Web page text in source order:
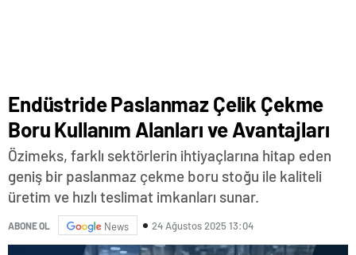
Endüstride Paslanmaz Çelik Çekme
Boru Kullanım Alanları ve Avantajları
Özimeks, farklı sektörlerin ihtiyaçlarına hitap eden
geniş bir paslanmaz çekme boru stoğu ile kaliteli
üretim ve hızlı teslimat imkanları sunar.
ABONE OL News 24 Ağustos 2025 13:04